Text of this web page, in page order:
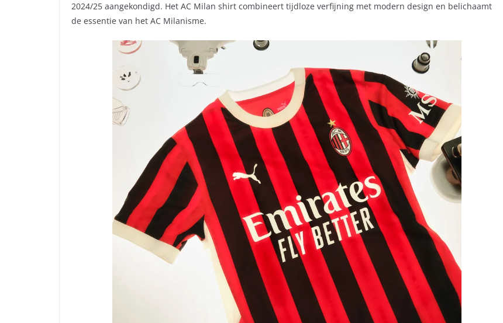
2024/25 aangekondigd. Het AC Milan shirt combineert tijdloze verfijning met modern design en belichaamt
de essentie van het AC Milanisme.